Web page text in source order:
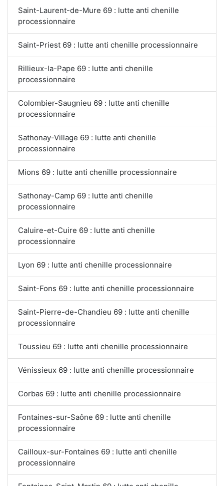
Saint-Laurent-de-Mure 69 : lutte anti chenille
processionnaire
Saint-Priest 69 : lutte anti chenille processionnaire
Rillieux-la-Pape 69 : lutte anti chenille
processionnaire
Colombier-Saugnieu 69 : lutte anti chenille
processionnaire
Sathonay-Village 69 : lutte anti chenille
processionnaire
Mions 69 : lutte anti chenille processionnaire
Sathonay-Camp 69 : lutte anti chenille
processionnaire
Caluire-et-Cuire 69 : lutte anti chenille
processionnaire
Lyon 69 : lutte anti chenille processionnaire
Saint-Fons 69 : lutte anti chenille processionnaire
Saint-Pierre-de-Chandieu 69 : lutte anti chenille
processionnaire
Toussieu 69 : lutte anti chenille processionnaire
Vénissieux 69 : lutte anti chenille processionnaire
Corbas 69 : lutte anti chenille processionnaire
Fontaines-sur-Saône 69 : lutte anti chenille
processionnaire
Cailloux-sur-Fontaines 69 : lutte anti chenille
processionnaire